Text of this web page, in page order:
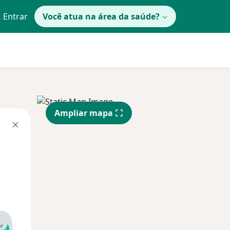
Entrar Você atua na área da saúde?
Ampliar mapa